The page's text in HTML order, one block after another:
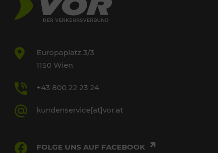
Europaplatz 3/3
1150 Wien
+43 800 22 23 24
kundenservice[at]vor.at
FOLGE UNS AUF FACEBOOK